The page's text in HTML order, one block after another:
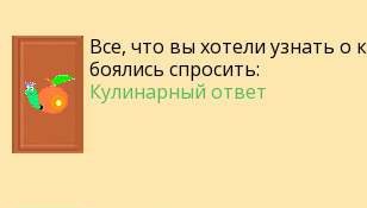
Все, что вы хотели узнать о
боялись спросить:
Кулинарный ответ